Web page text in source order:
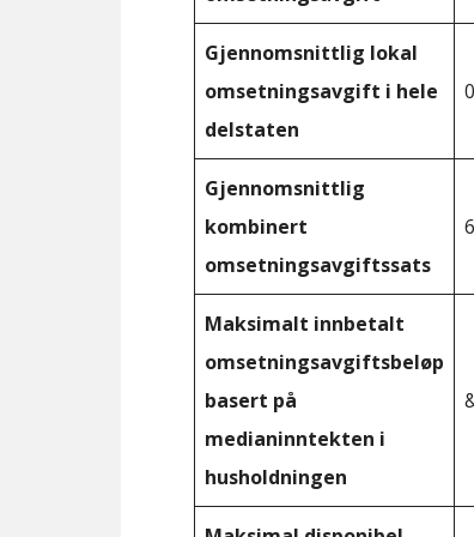
Gjennomsnittlig lokal
omsetningsavgift i hele
delstaten
Gjennomsnittlig
kombinert
omsetningsavgiftssats
Maksimalt innbetalt
omsetningsavgiftsbeløp
basert på
medianinntekten i
husholdningen